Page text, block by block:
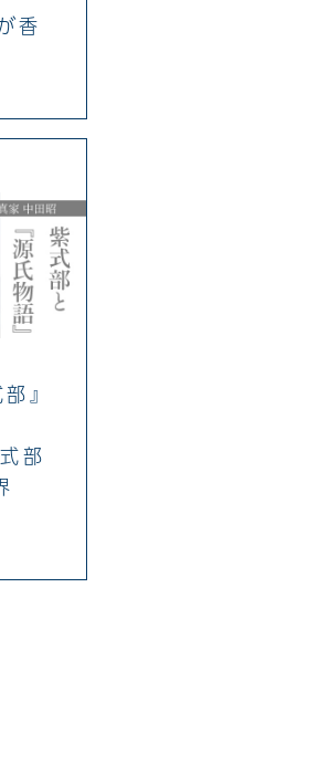
香
』
部